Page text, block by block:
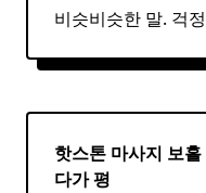
비슷비슷한 말. 걱
핫스톤 마사지 보홀
다가 평